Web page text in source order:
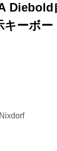
キーボー